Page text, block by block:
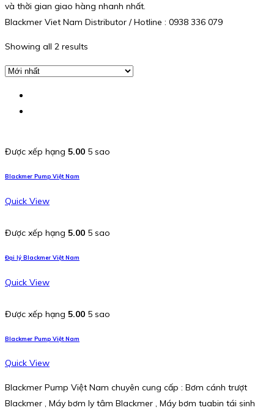
và thời gian giao hàng nhanh nhất.
Blackmer Viet Nam Distributor / Hotline : 0938 336 079
Showing all 2 results
Được xếp hạng 5.00 5 sao
Blackmer Pump Việt Nam
Quick View
Được xếp hạng 5.00 5 sao
Đại lý Blackmer Việt Nam
Quick View
Được xếp hạng 5.00 5 sao
Blackmer Pump Việt Nam
Quick View
Blackmer Pump Việt Nam chuyên cung cấp : Bơm cánh trượt
Blackmer , Máy bơm ly tâm Blackmer , Máy bơm tuabin tái sinh